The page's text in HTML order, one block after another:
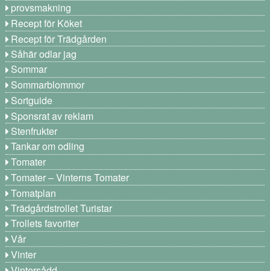
provsmakning
Recept för Köket
Recept för Trädgården
Såhär odlar jag
Sommar
Sommarblommor
Sortguide
Sponsrat av reklam
Stenfrukter
Tankar om odling
Tomater
Tomater – Vinterns Tomater
Tomatplan
Trädgårdstrollet Turistar
Trollets favoriter
Vår
Vinter